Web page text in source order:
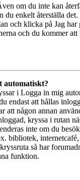
om du inte kan
du enkelt återställa
och klicka på Jag
och du kommer att
automatiskt?
i Logga in mig
endast att hållas
att någon annan
kryssa i rutan
inte om du
bibliotek,
så har
funktion.